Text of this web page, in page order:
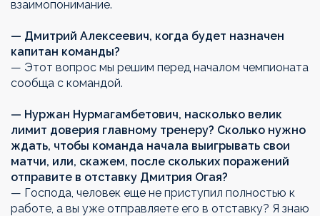
взаимопонимание.
— Дмитрий Алексеевич, когда будет назначен
капитан команды?
— Этот вопрос мы решим перед началом чемпионата
сообща с командой.
— Нуржан Нурмагамбетович, насколько велик
лимит доверия главному тренеру? Сколько нужно
ждать, чтобы команда начала выигрывать свои
матчи, или, скажем, после скольких поражений
отправите в отставку Дмитрия Огая?
— Господа, человек еще не приступил полностью к
работе, а вы уже отправляете его в отставку? Я знаю